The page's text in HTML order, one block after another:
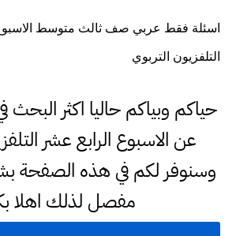
اسئلة فقط عربي صف ثالث متوسط
التلفزيون التربوي
حياكم وبياكم حاليا اكثر البحث
عن الاسبوع الرابع عشر
وسنوفر لكم في هذه الصفحة
مفصل لذلك اهلا